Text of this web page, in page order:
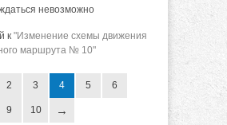
невозможно
к "Изменение схемы движения
маршрута № 10"
2 3 4 5 6
9 10